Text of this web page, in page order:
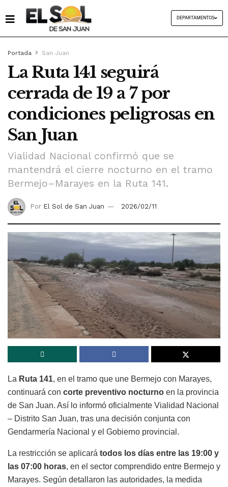
DEPARTAMENTOS
Portada San Juan
La Ruta 141 seguirá
cerrada de 19 a 7 por
condiciones peligrosas en
San Juan
Vialidad Nacional confirmó que se
mantendrá el cierre nocturno en el tramo
Bermejo–Marayes en la Ruta 141.
Por El Sol de San Juan 2026/02/11
La Ruta 141, en el tramo que une Bermejo con Marayes,
continuará con corte preventivo nocturno en la provincia
de San Juan. Así lo informó oficialmente Vialidad Nacional
– Distrito San Juan, tras una decisión conjunta con
Gendarmería Nacional y el Gobierno provincial.
La restricción se aplicará todos los días entre las 19:00 y
las 07:00 horas, en el sector comprendido entre Bermejo y
Marayes. Según detallaron las autoridades, la medida